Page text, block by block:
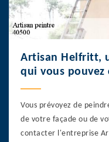
Artisan Helfritt,
qui vous pouvez
Vous prévoyez de
de votre façade ou de
contacter l'entreprise